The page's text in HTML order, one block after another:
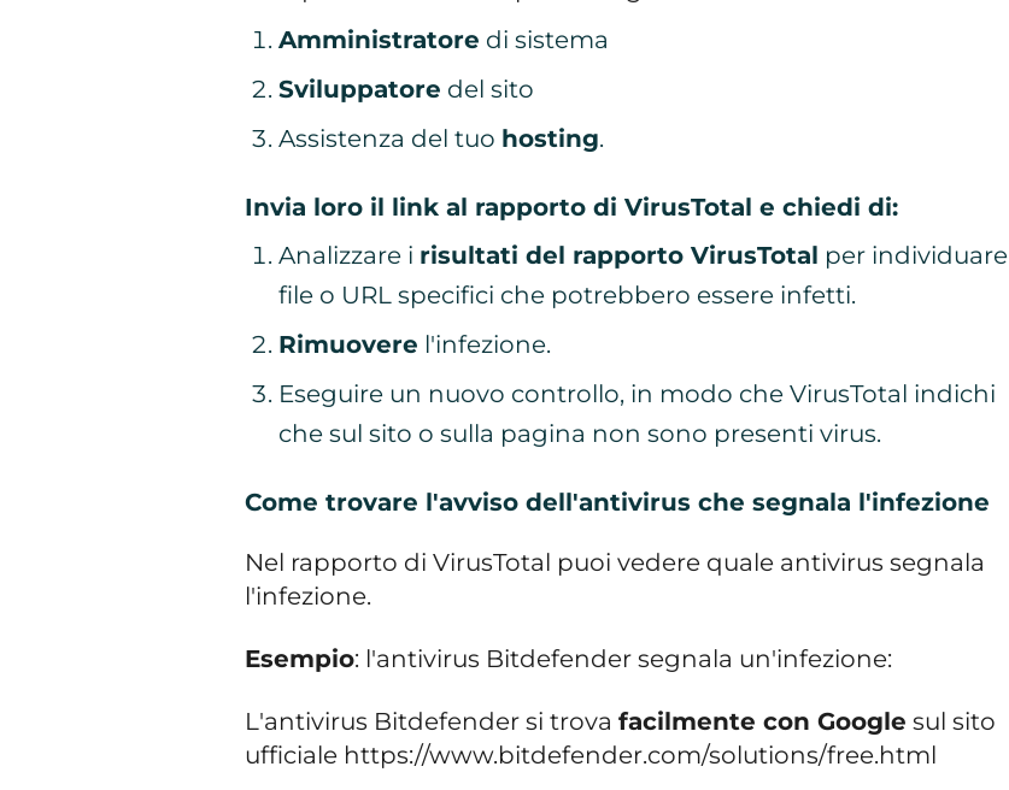
Amministratore di sistema
Sviluppatore del sito
Assistenza del tuo hosting.
Invia loro il link al rapporto di VirusTotal e chiedi di:
Analizzare i risultati del rapporto VirusTotal per individuare
file o URL specifici che potrebbero essere infetti.
Rimuovere l'infezione.
Eseguire un nuovo controllo, in modo che VirusTotal indichi
che sul sito o sulla pagina non sono presenti virus.
Come trovare l'avviso dell'antivirus che segnala l'infezione
Nel rapporto di VirusTotal puoi vedere quale antivirus segnala
l'infezione.
Esempio: l'antivirus Bitdefender segnala un'infezione:
L'antivirus Bitdefender si trovafacilmente con Google sul sito
ufficiale https://www.bitdefender.com/solutions/free.html